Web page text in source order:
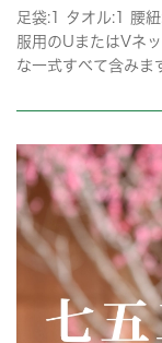
足袋:1 タオル:1 腰
服用のUまたはVネ
な一式すべて含みま